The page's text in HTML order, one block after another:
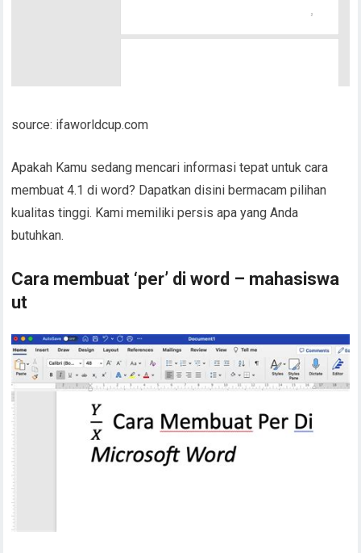
source: ifaworldcup.com
Apakah Kamu sedang mencari informasi tepat untuk cara
membuat 4.1 di word? Dapatkan disini bermacam pilihan
kualitas tinggi. Kami memiliki persis apa yang Anda
butuhkan.
Cara membuat ‘per’ di word – mahasiswa
ut